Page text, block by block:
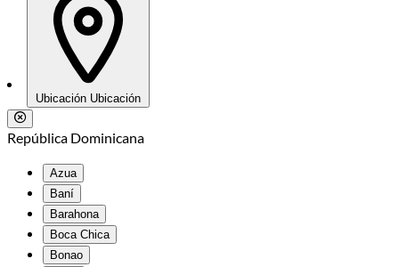
Ubicación Ubicación
República Dominicana
Azua
Baní
Barahona
Boca Chica
Bonao